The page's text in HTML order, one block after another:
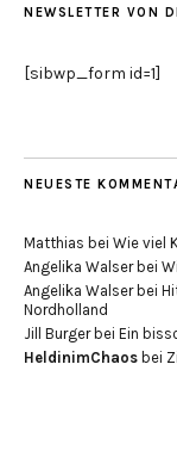
NEWSLETTER VON
[sibwp_form id=1]
NEUESTE
Matthias bei Wie viel
Angelika Walserbei
Angelika Walserbei
Nordholland
Jill Burgerbei Ein
HeldinimChaos bei